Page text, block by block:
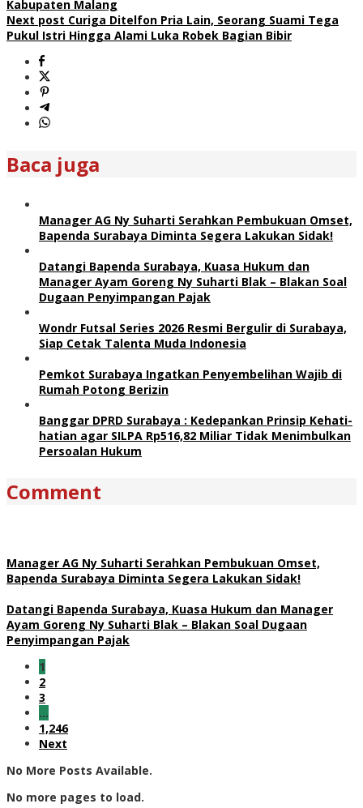
Kabupaten Malang
Next post Curiga Ditelfon Pria Lain, Seorang Suami Tega
Pukul Istri Hingga Alami Luka Robek Bagian Bibir
Baca juga
Manager AG Ny Suharti Serahkan Pembukuan Omset,
Bapenda Surabaya Diminta Segera Lakukan Sidak!
Datangi Bapenda Surabaya, Kuasa Hukum dan
Manager Ayam Goreng Ny Suharti Blak – Blakan Soal
Dugaan Penyimpangan Pajak
Wondr Futsal Series 2026 Resmi Bergulir di Surabaya,
Siap Cetak Talenta Muda Indonesia
Pemkot Surabaya Ingatkan Penyembelihan Wajib di
Rumah Potong Berizin
Banggar DPRD Surabaya : Kedepankan Prinsip Kehati-
hatian agar SILPA Rp516,82 Miliar Tidak Menimbulkan
Persoalan Hukum
Comment
Manager AG Ny Suharti Serahkan Pembukuan Omset,
Bapenda Surabaya Diminta Segera Lakukan Sidak!
Datangi Bapenda Surabaya, Kuasa Hukum dan Manager
Ayam Goreng Ny Suharti Blak – Blakan Soal Dugaan
Penyimpangan Pajak
1
2
3
…
1,246
Next
No More Posts Available.
No more pages to load.